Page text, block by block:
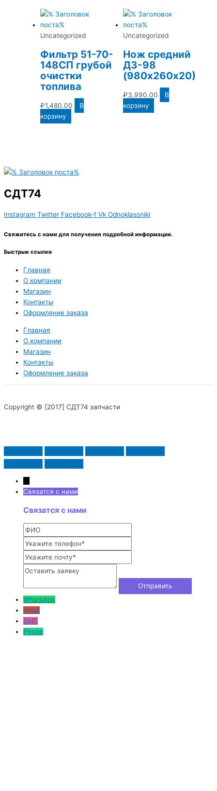
Uncategorized
Фильтр 51-70-
148СП грубой
очистки
топлива
₽1,480.00
В
корзину
Uncategorized
Нож средний
ДЗ-98
(980х260х20)
₽3,990.00
В
корзину
СДТ74
Instagram Twitter Facebook-f Vk Odnoklassniki
Свяжитесь с нами для получения подробной информации.
Быстрые ссылки
Главная
О компании
Магазин
Контакты
Оформление заказа
Главная
О компании
Магазин
Контакты
Оформление заказа
Copyright © [2017] СДТ74 запчасти
Связатся с нами
Связатся с нами
WhatsApp
Email
SMS
Phone